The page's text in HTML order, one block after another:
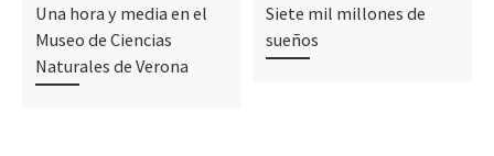
Una hora y media en el
Museo de Ciencias
Naturales de Verona
Siete mil millones de
sueños